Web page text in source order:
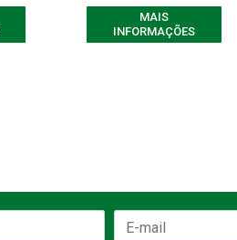
MAIS
INFORMAÇÕES